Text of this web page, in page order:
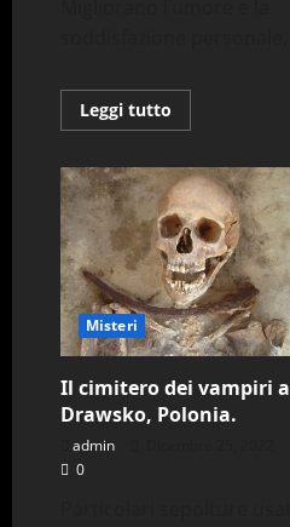
Leggi tutto
di
Frutta
e
verdure
per
portare
la
felicità.
Misteri
Il cimitero dei vampiri a
Drawsko, Polonia.
admin
0